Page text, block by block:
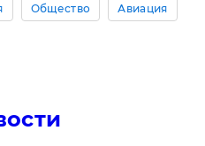
Общество Авиация